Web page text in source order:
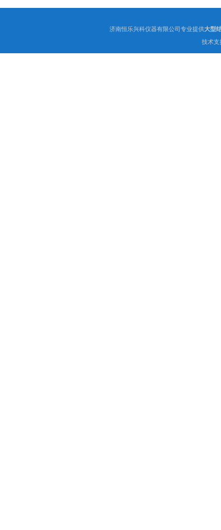
济南恒乐兴科仪器有限公司专业提供大型
技术支